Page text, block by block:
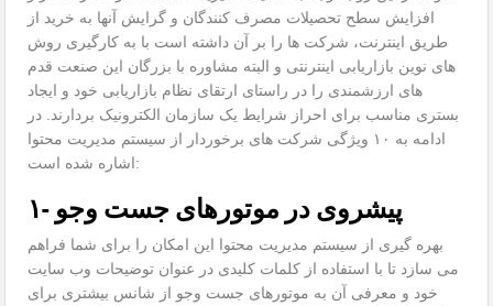
افزایش سطح تحصیلات مصرف کنندگان و گرایش آنها به خرید از
طریق اینترنت، شرکت ها را بر آن داشته است با به کارگیری روش
های نوین بازاریابی اینترنتی و البته مشاوره با بزرگان این صنعت قدم
های ارزشمندی را در راستای ارتقای نظام بازاریابی خود و ایجاد
بستری مناسب برای احراز شرایط یک سازمان الکترونیک بردارند. در
ادامه به ۱۰ ویژگی شرکت های برخوردار از سیستم مدیریت محتوا
اشاره شده است:
۱- پیشروی در موتورهای جست وجو
بهره گیری از سیستم مدیریت محتوا این امکان را برای شما فراهم
می سازد تا با استفاده از کلمات کلیدی در عنوان توضیحات وب سایت
خود و معرفی آن به موتورهای جست وجو از شانس بیشتری برای